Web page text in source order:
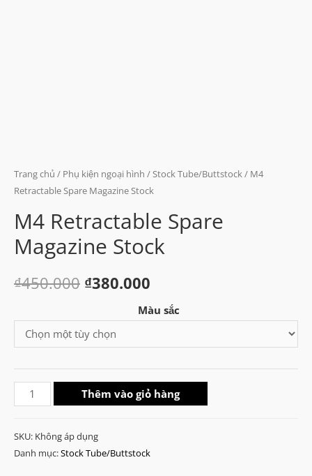
Trang chủ / Phụ kiện ngoại hình /Stock Tube/Buttstock/ M4
Retractable Spare Magazine Stock
M4 Retractable Spare
Magazine Stock
₫450.000 Giá
là:
₫450.000.
₫380.000
hiện
là:
₫380.000.
Màu sắc
Retractable
Magazine
Thêm vào giỏ hàng
SKU: Không áp dụng
Danh mục:Stock Tube/Buttstock